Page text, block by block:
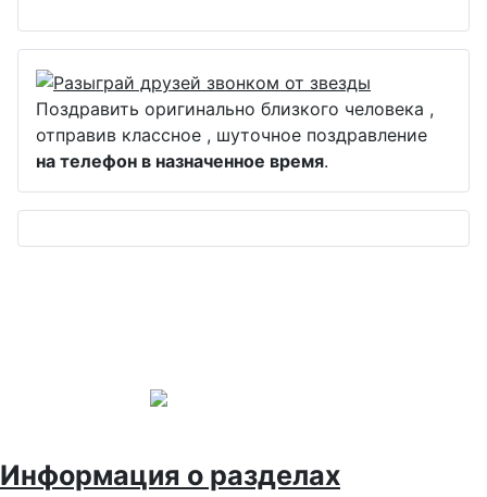
Поздравить оригинально близкого человека ,
отправив классное , шуточное поздравление
на телефон в назначенное время.
Информация о разделах